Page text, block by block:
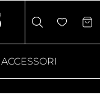
ACCESSORI